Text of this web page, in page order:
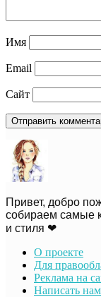
Имя
Email
Сайт
Привет, добро
собираем самые
и стиля ❤
О проекте
Для
Реклама на
Написать нам